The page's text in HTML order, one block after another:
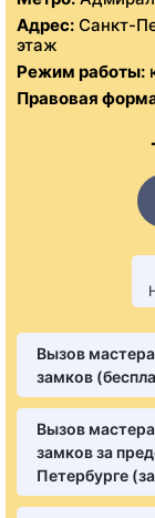
Адрес: Санкт-
этаж
Режим работы:
Правовая
Вызов
замков
Вызов
замков за
Петербурге